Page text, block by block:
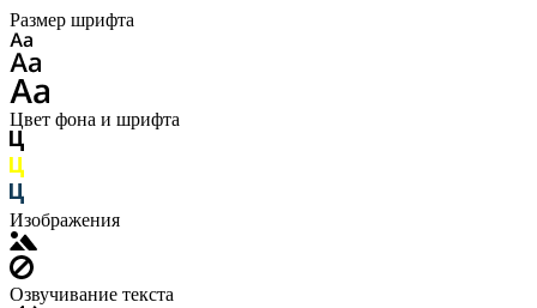
Размер шрифта
Цвет фона и шрифта
Изображения
Озвучивание текста